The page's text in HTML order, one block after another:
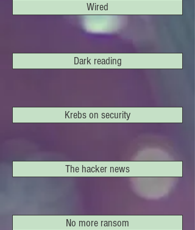
Wired
Dark reading
Krebs on security
The hacker news
No more ransom